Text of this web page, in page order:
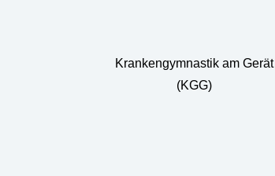
Krankengymnastik am Gerät
(KGG)